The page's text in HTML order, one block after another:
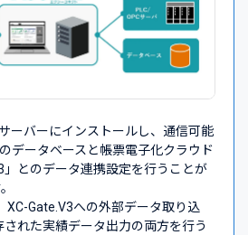
ーバーにインストールし、通信可能
データベースと帳票電子化クラウド
」とのデータ連携設定を行うことが
XC-Gate.V3への外部データ取り込
された実績データ出力の両方を行う